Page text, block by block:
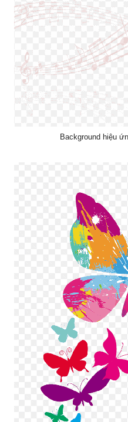
Background hiệu